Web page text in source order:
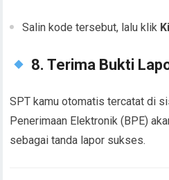
Salin kode tersebut, lalu klik
8. Terima Bukti
SPT kamu otomatis tercatat di
Penerimaan Elektronik (BPE)
sebagai tanda lapor sukses.